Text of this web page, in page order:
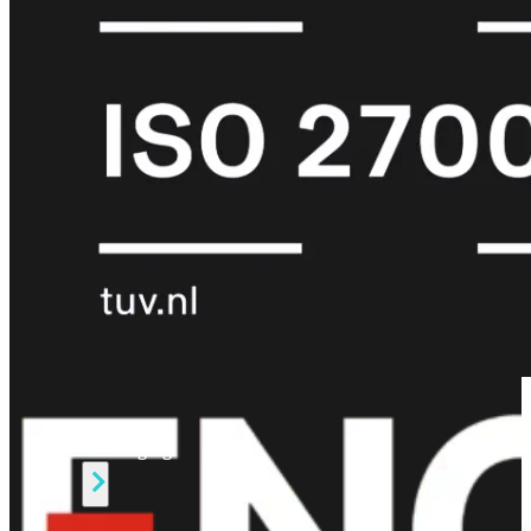
ProtectionSOC
Service
Alles
FortiCareSecurity
as